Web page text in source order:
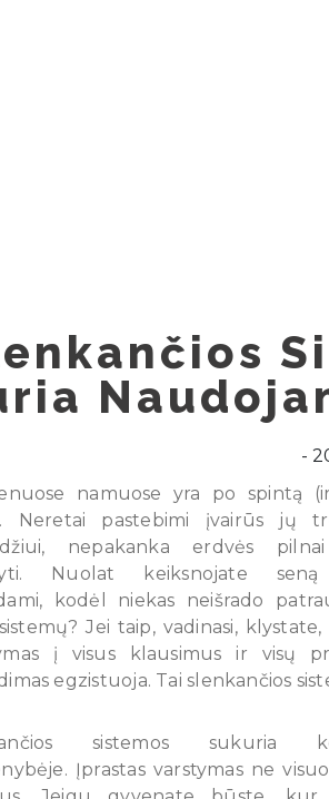
namuose yra po spintą
Neretai pastebimi įvairūs jų
nepakanka erdvės
Nuolat keiksnojate
kodėl niekas neišrado
Jei taip, vadinasi, klystate,
į visus klausimus ir visų
egzistuoja. Tai slenkančios
sistemos sukuria
Įprastas varstymas ne